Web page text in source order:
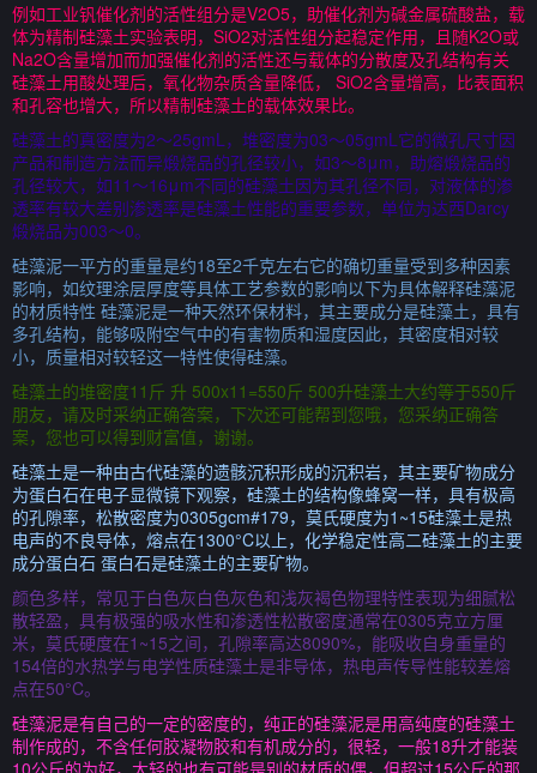
例如工业钒催化剂的活性组分是V2O5，助催化剂为碱金属硫酸盐，载
体为精制硅藻土实验表明，SiO2对活性组分起稳定作用，且随K2O或
Na2O含量增加而加强催化剂的活性还与载体的分散度及孔结构有关
硅藻土用酸处理后，氧化物杂质含量降低， SiO2含量增高，比表面积
和孔容也增大，所以精制硅藻土的载体效果比。
硅藻土的真密度为2～25gmL，堆密度为03～05gmL它的微孔尺寸因
产品和制造方法而异煅烧品的孔径较小，如3～8μm，助熔煅烧品的
孔径较大，如11～16μm不同的硅藻土因为其孔径不同，对液体的渗
透率有较大差别渗透率是硅藻土性能的重要参数，单位为达西Darcy
煅烧品为003～0。
硅藻泥一平方的重量是约18至2千克左右它的确切重量受到多种因素
影响，如纹理涂层厚度等具体工艺参数的影响以下为具体解释硅藻泥
的材质特性 硅藻泥是一种天然环保材料，其主要成分是硅藻土，具有
多孔结构，能够吸附空气中的有害物质和湿度因此，其密度相对较
小，质量相对较轻这一特性使得硅藻。
硅藻土的堆密度11斤 升 500x11=550斤 500升硅藻土大约等于550斤
朋友，请及时采纳正确答案，下次还可能帮到您哦，您采纳正确答
案，您也可以得到财富值，谢谢。
硅藻土是一种由古代硅藻的遗骸沉积形成的沉积岩，其主要矿物成分
为蛋白石在电子显微镜下观察，硅藻土的结构像蜂窝一样，具有极高
的孔隙率，松散密度为0305gcm#179，莫氏硬度为1~15硅藻土是热
电声的不良导体，熔点在1300°C以上，化学稳定性高二硅藻土的主要
成分蛋白石 蛋白石是硅藻土的主要矿物。
颜色多样，常见于白色灰白色灰色和浅灰褐色物理特性表现为细腻松
散轻盈，具有极强的吸水性和渗透性松散密度通常在0305克立方厘
米，莫氏硬度在1~15之间，孔隙率高达8090%，能吸收自身重量的
154倍的水热学与电学性质硅藻土是非导体，热电声传导性能较差熔
点在50°C。
硅藻泥是有自己的一定的密度的，纯正的硅藻泥是用高纯度的硅藻土
制作成的，不含任何胶凝物胶和有机成分的，很轻，一般18升才能装
10公斤的为好，太轻的也有可能是别的材质的偶，但超过15公斤的那